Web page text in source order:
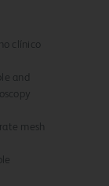
clínico
and
mesh